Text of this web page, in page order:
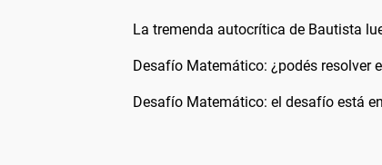
La tremenda autocrítica de Bautista
Desafío Matemático: ¿podés resolver
Desafío Matemático: el desafío está